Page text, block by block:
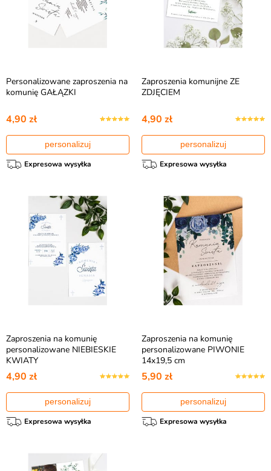
Personalizowane zaproszenia na
komunię GAŁĄZKI
4,90 zł
personalizuj
Expresowa wysyłka
Zaproszenia komunijne ZE
ZDJĘCIEM
4,90 zł
personalizuj
Expresowa wysyłka
Zaproszenia na komunię
personalizowane NIEBIESKIE
KWIATY
4,90 zł
personalizuj
Expresowa wysyłka
Zaproszenia na komunię
personalizowane PIWONIE
14x19,5 cm
5,90 zł
personalizuj
Expresowa wysyłka